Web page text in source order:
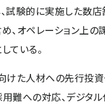
試験的に実施した数
、オペレーション上
ている。
けた人材への先行投
難への対応、デジタ